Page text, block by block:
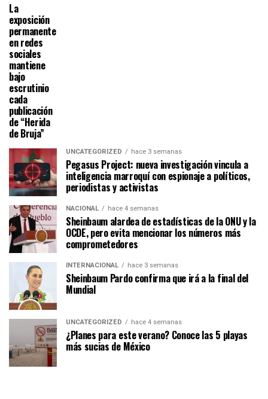
La
exposición
permanente
en redes
sociales
mantiene
bajo
escrutinio
cada
publicación
de “Herida
de Bruja”
UNCATEGORIZED hace 3 semanas
Pegasus Project: nueva investigación vincula a
inteligencia marroquí con espionaje a políticos,
periodistas y activistas
NACIONAL hace 4 semanas
Sheinbaum alardea de estadísticas de la ONU y la
OCDE, pero evita mencionar los números más
comprometedores
INTERNACIONAL hace 3 semanas
Sheinbaum Pardo confirma que irá a la final del
Mundial
UNCATEGORIZED hace 4 semanas
¿Planes para este verano? Conoce las 5 playas
más sucias de México